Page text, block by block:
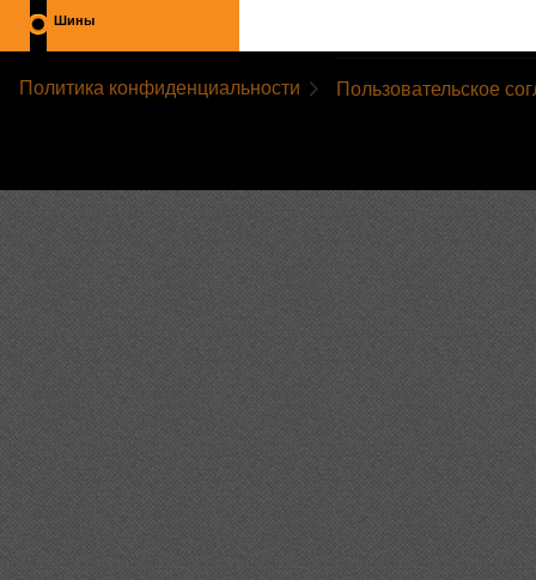
Шины
Политика конфиденциальности Пользовательское